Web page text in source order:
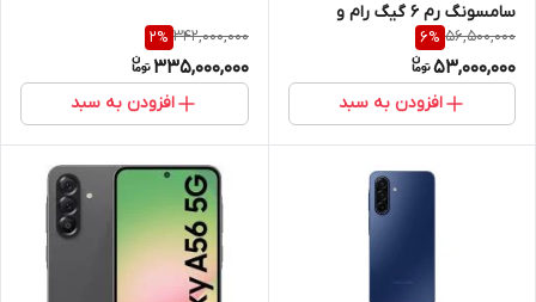
سامسونگ رم 6 گیگ رام و
حافظه داخلی 128 گیگ
56,500,000
6%
53,000,000
افزودن به سبد
342,000,000
2%
335,000,000
افزودن به سبد